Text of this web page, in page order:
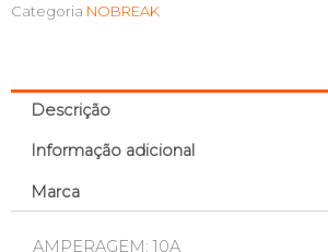
Categoria NOBREAK
Descrição
Informação adicional
Marca
AMPERAGEM: 10A